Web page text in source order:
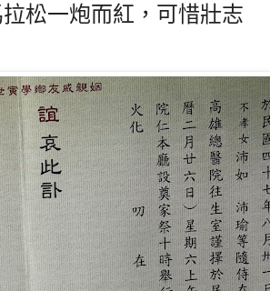
松一炮而紅，可惜壯志